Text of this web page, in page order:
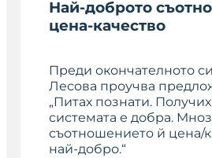
Най-доброто
цена-качество
Преди окончателното
Лесова проучва
„Питах познати.
системата е добра.
съотношението й цена/
най-добро.“